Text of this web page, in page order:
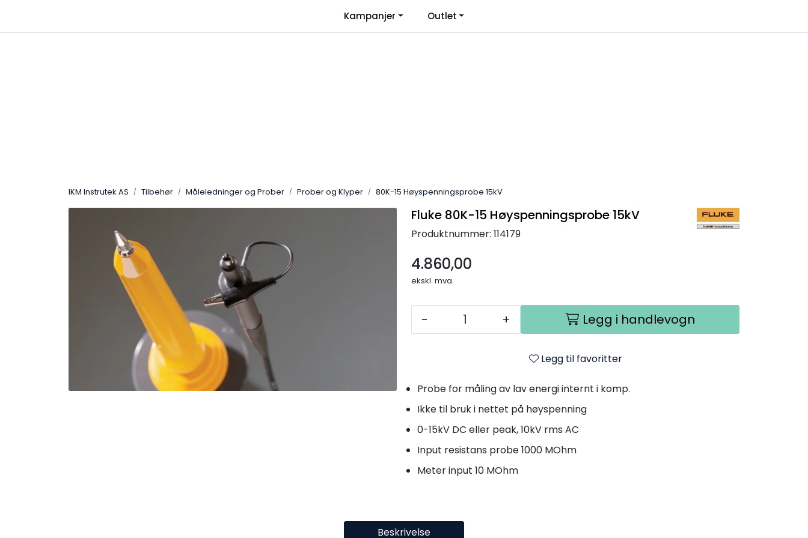
KontaktinformasjonKampanjer Outlet
IKM Instrutek AS Tilbehør Måleledninger og Prober Prober og Klyper 80K-15 Høyspenningsprobe 15kV
Fluke 80K-15 Høyspenningsprobe 15kV
Produktnummer: 114179
4.860,00
ekskl. mva.
- + Legg i handlevogn
Legg til favoritter
Probe for måling av lav energi internt i komp.
Ikke til bruk i nettet på høyspenning
0-15kV DC eller peak, 10kV rms AC
Input resistans probe 1000 MOhm
Meter input 10 MOhm
Beskrivelse